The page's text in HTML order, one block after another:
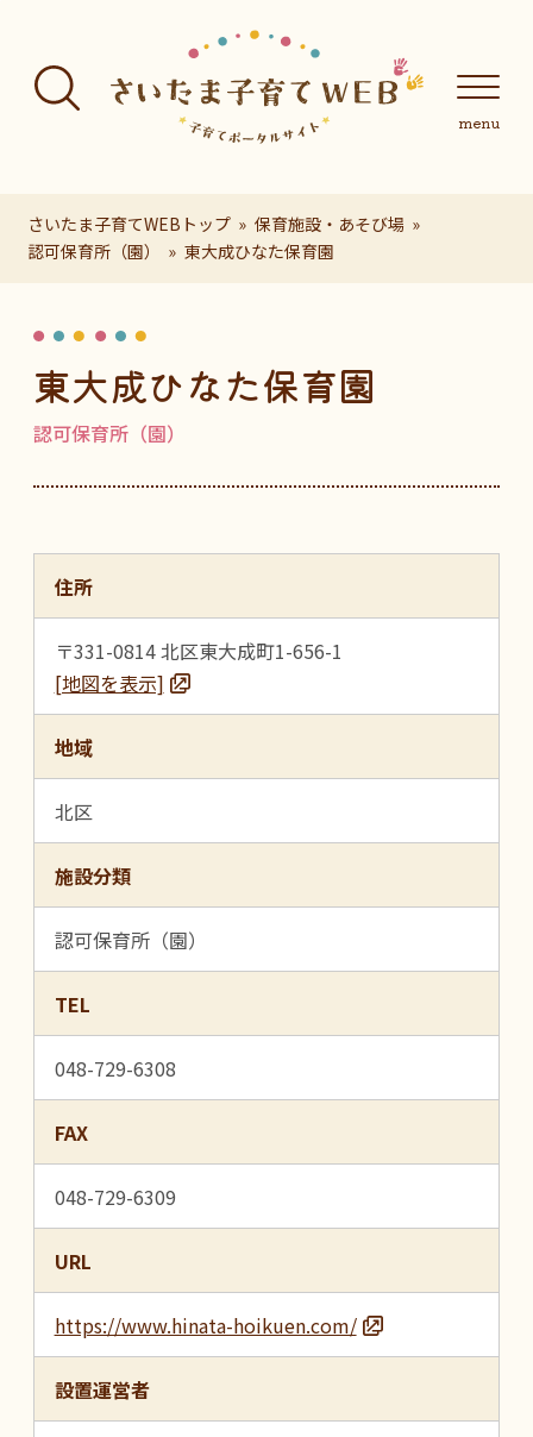
さいたま子育てWEBトップ
保育施設・あそび場
認可保育所（園）
東大成ひなた保育園
東大成ひなた保育園
認可保育所（園）
住所
〒331-0814 北区東大成町1-656-1
[地図を表示]
地域
北区
施設分類
認可保育所（園）
TEL
048-729-6308
FAX
048-729-6309
URL
https://www.hinata-hoikuen.com/
設置運営者